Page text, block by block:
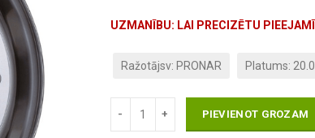
UZMANĪBU: LAI PRECIZĒTU
Ražotājsv: PRONAR Platums:
PIEVIENOT GROZAM